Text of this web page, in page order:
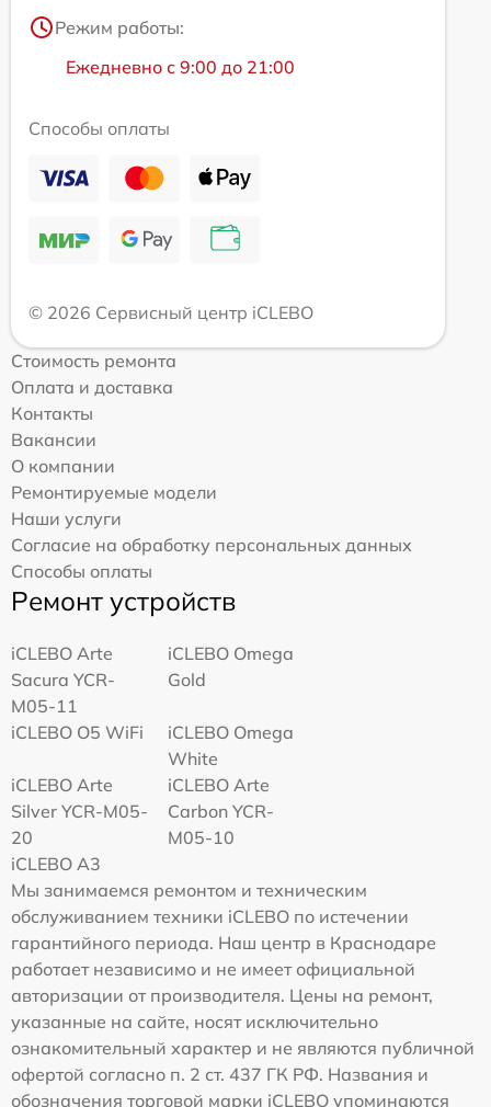
Режим работы:
Ежедневно с 9:00 до 21:00
Способы оплаты
© 2026 Сервисный центр iCLEBO
Стоимость ремонта
Оплата и доставка
Контакты
Вакансии
О компании
Ремонтируемые модели
Наши услуги
Согласие на обработку персональных данных
Способы оплаты
Ремонт устройств
iCLEBO Arte
Sacura YCR-
M05-11
iCLEBO Omega
Gold
iCLEBO O5 WiFi
iCLEBO Omega
White
iCLEBO Arte
Silver YCR-M05-
20
iCLEBO Arte
Carbon YCR-
M05-10
iCLEBO A3
Мы занимаемся ремонтом и техническим
обслуживанием техники iCLEBO по истечении
гарантийного периода. Наш центр в Краснодаре
работает независимо и не имеет официальной
авторизации от производителя. Цены на ремонт,
указанные на сайте, носят исключительно
ознакомительный характер и не являются публичной
офертой согласно п. 2 ст. 437 ГК РФ. Названия и
обозначения торговой марки iCLEBO упоминаются